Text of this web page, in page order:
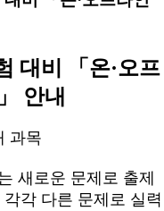
대비 「온·오프
안내
과목
새로운 문제로 출제
각각 다른 문제로 실력